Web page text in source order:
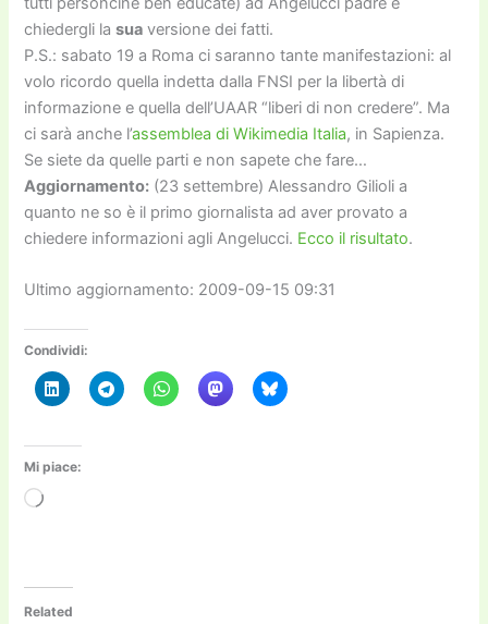
chiedergli lasua versione dei fatti.
P.S.: sabato 19 a Roma ci saranno tante manifestazioni: al
volo ricordo quella indetta dalla FNSI per la libertà di
informazione e quella dell’UAAR “liberi di non credere”. Ma
ci sarà anche l’assemblea di Wikimedia Italia, in Sapienza.
Se siete da quelle parti e non sapete che fare…
Aggiornamento: (23 settembre) Alessandro Gilioli a
quanto ne so è il primo giornalista ad aver provato a
chiedere informazioni agli Angelucci. Ecco il risultato.
Ultimo aggiornamento: 2009-09-15 09:31
Condividi:
Mi piace:
Caricamento
Related